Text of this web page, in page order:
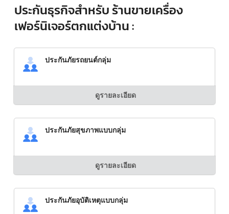
ประกันธุรกิจสำหรับ ร้านขายเครื่อง
เฟอร์นิเจอร์ตกแต่งบ้าน :
ประกันภัยรถยนต์กลุ่ม
ดูรายละเอียด
ประกันภัยสุขภาพแบบกลุ่ม
ดูรายละเอียด
ประกันภัยอุบัติเหตุแบบกลุ่ม